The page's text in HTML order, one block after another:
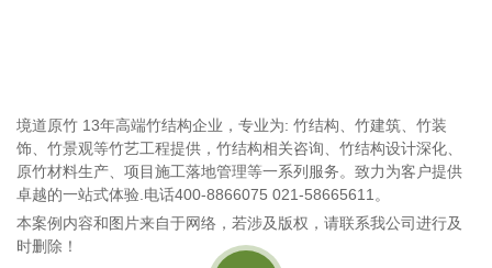
境道原竹 13年高端竹结构企业，专业为: 竹结构、竹建筑、竹装
饰、竹景观等竹艺工程提供，竹结构相关咨询、竹结构设计深化、
原竹材料生产、项目施工落地管理等一系列服务。致力为客户提供
卓越的一站式体验.电话400-8866075 021-58665611。
本案例内容和图片来自于网络，若涉及版权，请联系我公司进行及
时删除！